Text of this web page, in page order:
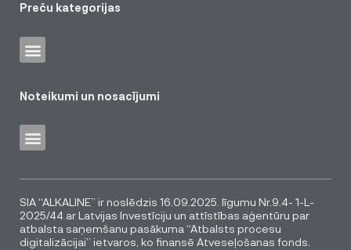
Preču kategorijas
Noteikumi un nosacījumi
SIA “ALKALINE” ir noslēdzis 16.09.2025. līgumu Nr.9.4- 1-L-
2025/44 ar Latvijas Investīciju un attīstības aģentūru par
atbalsta saņemšanu pasākuma “Atbalsts procesu
digitalizācijai” ietvaros, ko finansē Atveseļošanas fonds.